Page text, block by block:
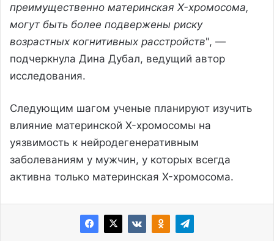
преимущественно материнская X-хромосома,
могут быть более подвержены риску
возрастных когнитивных расстройств", —
подчеркнула Дина Дубал, ведущий автор
исследования.
Следующим шагом ученые планируют изучить
влияние материнской X-хромосомы на
уязвимость к нейродегенеративным
заболеваниям у мужчин, у которых всегда
активна только материнская X-хромосома.